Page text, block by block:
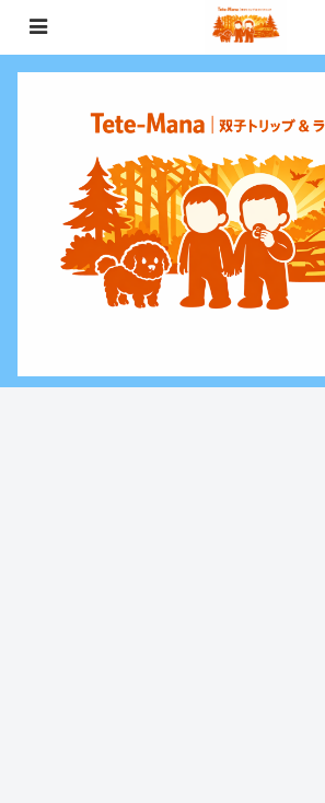
0歳〜未就学児（3歳）双子との週末お出かけ・子連
立つお金・ライフハックをお届けする双子